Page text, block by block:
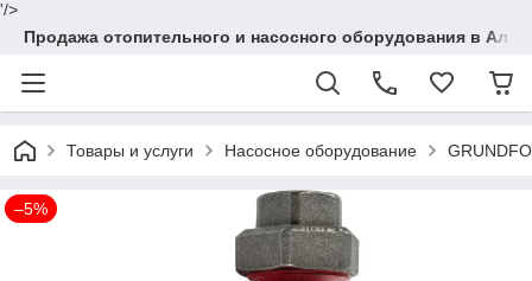
'/>
Продажа отопительного и насосного оборудования в
Товары и услуги Насосное оборудование
–5%